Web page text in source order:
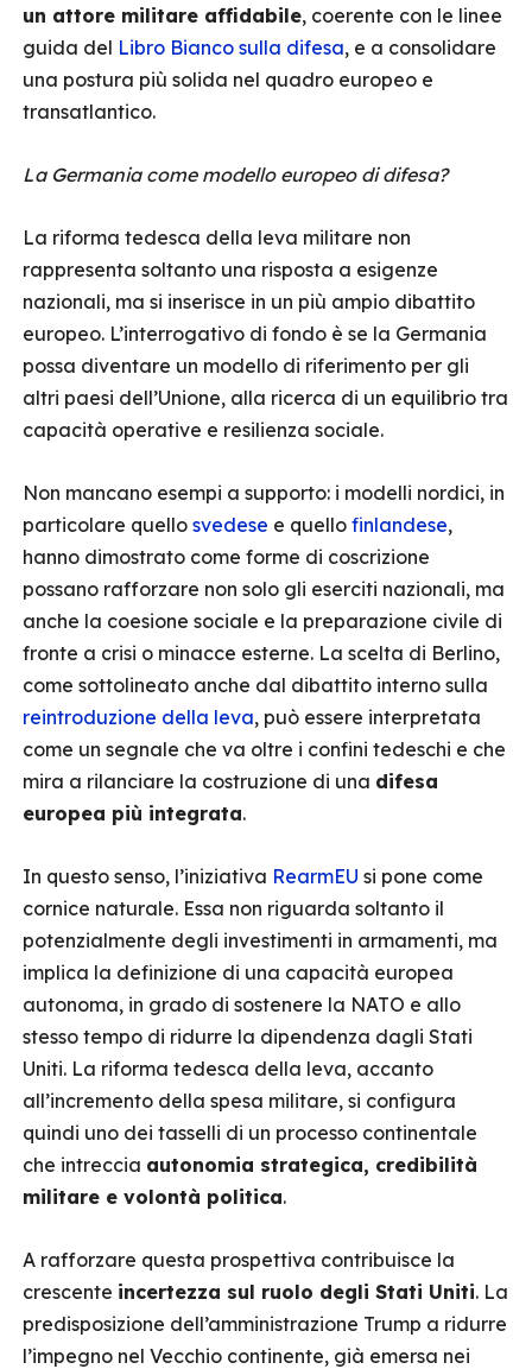
un attore militare affidabile, coerente con le linee
guida del Libro Bianco sulla difesa, e a consolidare
una postura più solida nel quadro europeo e
transatlantico.
La Germania come modello europeo di difesa?
La riforma tedesca della leva militare non
rappresenta soltanto una risposta a esigenze
nazionali, ma si inserisce in un più ampio dibattito
europeo. L’interrogativo di fondo è se la Germania
possa diventare un modello di riferimento per gli
altri paesi dell’Unione, alla ricerca di un equilibrio tra
capacità operative e resilienza sociale.
Non mancano esempi a supporto: i modelli nordici, in
particolare quello svedese e quello finlandese,
hanno dimostrato come forme di coscrizione
possano rafforzare non solo gli eserciti nazionali, ma
anche la coesione sociale e la preparazione civile di
fronte a crisi o minacce esterne. La scelta di Berlino,
come sottolineato anche dal dibattito interno sulla
reintroduzione della leva, può essere interpretata
come un segnale che va oltre i confini tedeschi e che
mira a rilanciare la costruzione di una difesa
europea più integrata.
In questo senso, l’iniziativa RearmEU si pone come
cornice naturale. Essa non riguarda soltanto il
potenzialmente degli investimenti in armamenti, ma
implica la definizione di una capacità europea
autonoma, in grado di sostenere la NATO e allo
stesso tempo di ridurre la dipendenza dagli Stati
Uniti. La riforma tedesca della leva, accanto
all’incremento della spesa militare, si configura
quindi uno dei tasselli di un processo continentale
che intreccia autonomia strategica, credibilità
militare e volontà politica.
A rafforzare questa prospettiva contribuisce la
crescente incertezza sul ruolo degli Stati Uniti. La
predisposizione dell’amministrazione Trump a ridurre
l’impegno nel Vecchio continente, già emersa nei